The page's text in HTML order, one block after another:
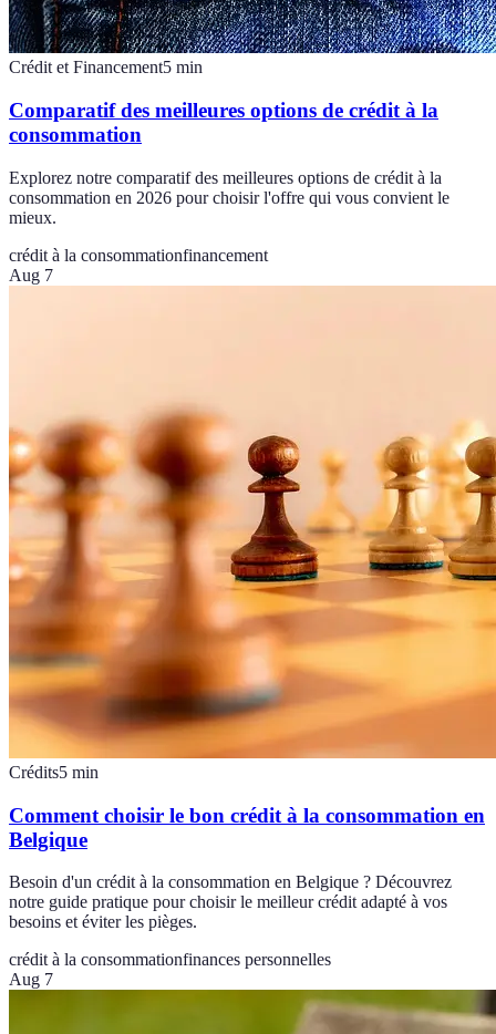
Crédit et Financement5 min
Comparatif des meilleures options de crédit à la
consommation
Explorez notre comparatif des meilleures options de crédit à la
consommation en 2026 pour choisir l'offre qui vous convient le
mieux.
crédit à la consommationfinancement
Aug 7
Crédits5 min
Comment choisir le bon crédit à la consommation en
Belgique
Besoin d'un crédit à la consommation en Belgique ? Découvrez
notre guide pratique pour choisir le meilleur crédit adapté à vos
besoins et éviter les pièges.
crédit à la consommationfinances personnelles
Aug 7